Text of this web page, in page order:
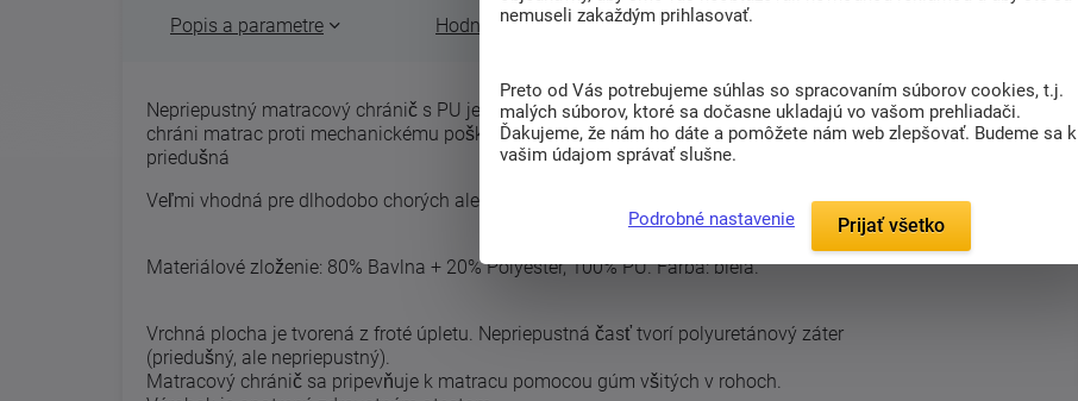
Popis a parametre Hodnotenie (0)
Nepriepustný matracový chránič s PU je praktická, hygienická a užitočná pomôcka. Výborne
chráni matrac proti mechanickému poškodeniu a pretečeniu a tým predlžuje jej životnosť a je
priedušná
Veľmi vhodná pre dlhodobo chorých alebo aj pre deti, ktorým sa stávajú malé nočné nehody.
Materiálové zloženie: 80% Bavlna + 20% Polyester, 100% PU. Farba: biela.
Vrchná plocha je tvorená z froté úpletu. Nepriepustná časť tvorí polyuretánový záter
(priedušný, ale nepriepustný).
Matracový chránič sa pripevňuje k matracu pomocou gúm všitých v rohoch.
nemuseli zakaždým prihlasovať.
Preto od Vás potrebujeme súhlas so spracovaním súborov cookies, t.j.
malých súborov, ktoré sa dočasne ukladajú vo vašom prehliadači.
Ďakujeme, že nám ho dáte a pomôžete nám web zlepšovať. Budeme sa k
vašim údajom správať slušne.
Podrobné nastavenie Prijať všetko